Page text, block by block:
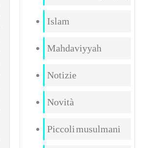
Islam
Mahdaviyyah
Notizie
Novità
Piccoli musulmani